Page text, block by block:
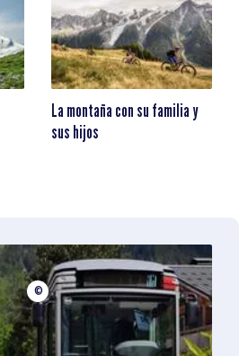
La montaña con su familia y
sus hijos
©